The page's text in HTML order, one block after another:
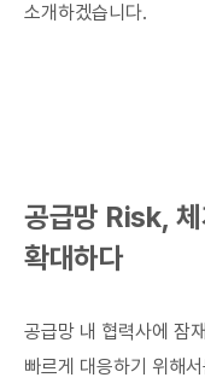
소개하겠습니다.
공급망 Risk, 체
확대하다
공급망 내 협력사에 잠
빠르게 대응하기 위해